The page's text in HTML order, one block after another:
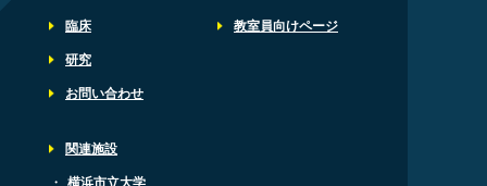
臨床
研究
お問い合わせ
教室員向けページ
関連施設
・ 横浜市立大学